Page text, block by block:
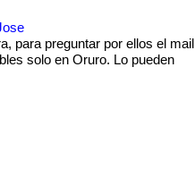
para preguntar por ellos el mail
solo en Oruro. Lo pueden